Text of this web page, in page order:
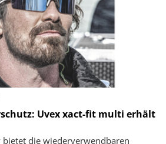
Uvex xact-fit multi erhält
bietet die wiederverwendbaren